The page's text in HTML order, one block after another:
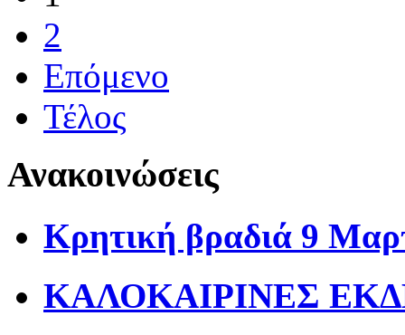
2
Επόμενο
Τέλος
Ανακοινώσεις
Κρητική βραδιά 9
ΚΑΛΟΚΑΙΡΙΝΕΣ